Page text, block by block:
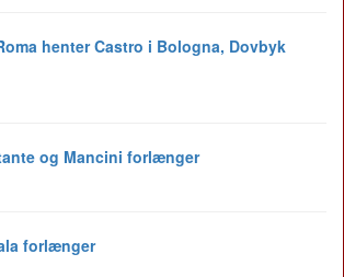
henter Castro i Bologna, Dovbyk
og Mancini forlænger
forlænger